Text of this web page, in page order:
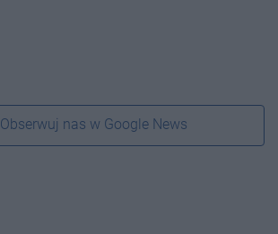
Obserwuj nas w Google News